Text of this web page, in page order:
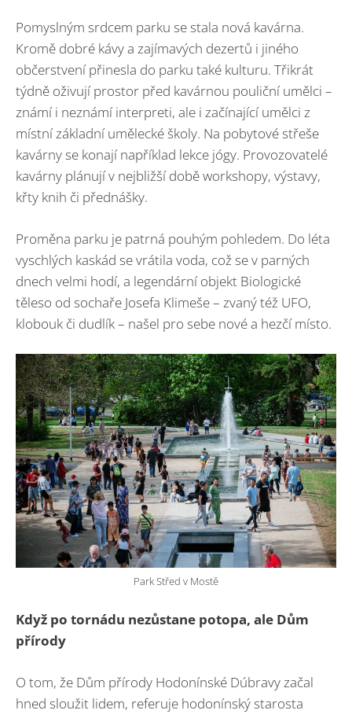
Pomyslným srdcem parku se stala nová kavárna.
Kromě dobré kávy a zajímavých dezertů i jiného
občerstvení přinesla do parku také kulturu. Třikrát
týdně oživují prostor před kavárnou pouliční umělci –
známí i neznámí interpreti, ale i začínající umělci z
místní základní umělecké školy. Na pobytové střeše
kavárny se konají například lekce jógy. Provozovatelé
kavárny plánují v nejbližší době workshopy, výstavy,
křty knih či přednášky.
Proměna parku je patrná pouhým pohledem. Do léta
vyschlých kaskád se vrátila voda, což se v parných
dnech velmi hodí, a legendární objekt Biologické
těleso od sochaře Josefa Klimeše – zvaný též UFO,
klobouk či dudlík – našel pro sebe nové a hezčí místo.
Park Střed v Mostě
Když po tornádu nezůstane potopa, ale Dům
přírody
O tom, že Dům přírody Hodonínské Dúbravy začal
hned sloužit lidem, referuje hodonínský starosta